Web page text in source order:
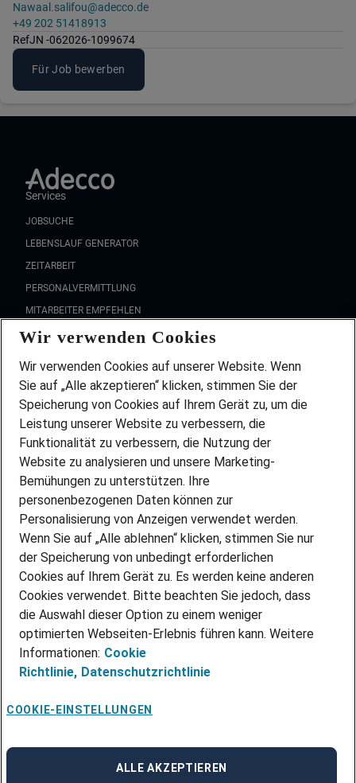
Nawaal.salifou@adecco.de
+49 202 51418913
RefJN -062026-1099674
Für Job bewerben
Services
JOBSUCHE
LEBENSLAUF GENERATOR
ZEITARBEIT
PERSONALVERMITTLUNG
MITARBEITER EMPFEHLEN
FAQ
Wir stellen ein!
DEINE BERUFSGRUPPE
DEINE LEBENSSITUATION
PARTNERSHIP WITH AIRBUS
INITIATIV BEWERBEN
ÜBER UNS
STANDORTE
BLOG
PRESSE
KONTAKT
@Adecco 2026
IMPRESSUM
DATENSCHUTZ
NUTZUNGSBEDINGUNGEN
COOKIE-RICHTLINIEN
BESCHWERDESTELLE
Wir verwenden Cookies
Wir verwenden Cookies auf unserer Website. Wenn
Sie auf „Alle akzeptieren“ klicken, stimmen Sie der
Speicherung von Cookies auf Ihrem Gerät zu, um die
Leistung unserer Website zu verbessern, die
Funktionalität zu verbessern, die Nutzung der
Website zu analysieren und unsere Marketing-
Bemühungen zu unterstützen. Ihre
personenbezogenen Daten können zur
Personalisierung von Anzeigen verwendet werden.
Wenn Sie auf „Alle ablehnen“ klicken, stimmen Sie nur
der Speicherung von unbedingt erforderlichen
Cookies auf Ihrem Gerät zu. Es werden keine anderen
Cookies verwendet. Bitte beachten Sie jedoch, dass
die Auswahl dieser Option zu einem weniger
optimierten Webseiten-Erlebnis führen kann. Weitere
Informationen: Cookie
Richtlinie, Datenschutzrichtlinie
COOKIE-EINSTELLUNGEN
ALLE AKZEPTIEREN